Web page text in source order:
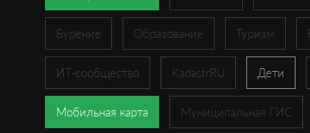
Бурение Образование Туризм
ИТ-сообщество KadastrRU Дети
Мобильная карта Муниципальная ГИС